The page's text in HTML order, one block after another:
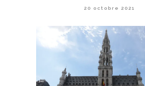
20 octobre 2021